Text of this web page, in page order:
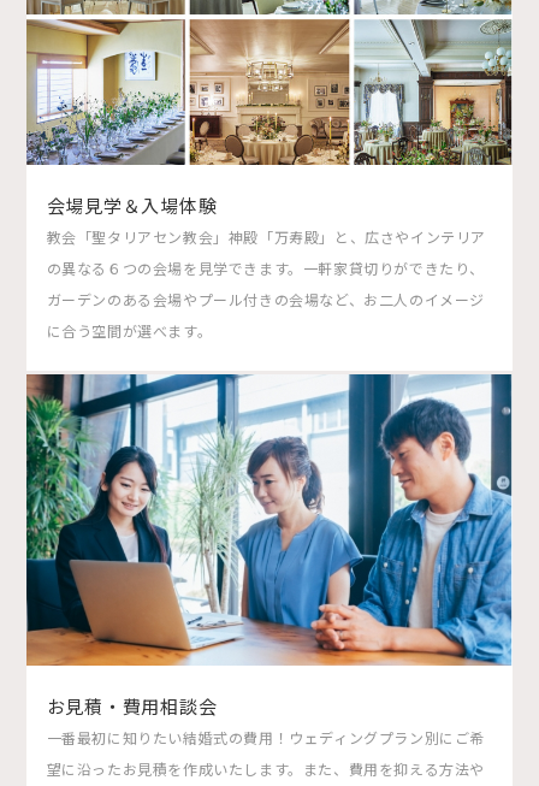
会場見学＆入場体験
教会「聖タリアセン教会」神殿「万寿殿」と、広さやインテリア
の異なる６つの会場を見学できます。一軒家貸切りができたり、
ガーデンのある会場やプール付きの会場など、お二人のイメージ
に合う空間が選べます。
お見積・費用相談会
一番最初に知りたい結婚式の費用！ウェディングプラン別にご希
望に沿ったお見積を作成いたします。また、費用を抑える方法や